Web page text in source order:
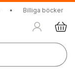
• Billiga böcker